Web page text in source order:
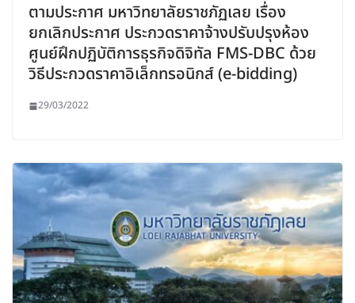
ตามประกาศ มหาวิทยาลัยราชภัฏเลย เรื่อง
ยกเลิกประกาศ ประกวดราคาจ้างปรับปรุงห้อง
ศูนย์ฝึกปฏิบัติการธุรกิจดิจิทัล FMS-DBC ด้วย
วิธีประกวดราคาอิเล็กทรอนิกส์ (e-bidding)
29/03/2022